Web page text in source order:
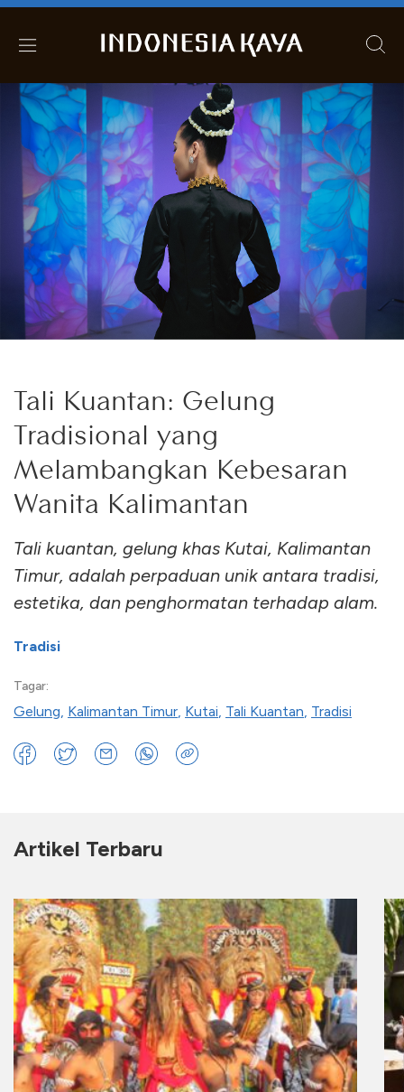
Tali Kuantan: Gelung
Tradisional yang
Melambangkan Kebesaran
Wanita Kalimantan
Tali kuantan, gelung khas Kutai, Kalimantan
Timur, adalah perpaduan unik antara tradisi,
estetika, dan penghormatan terhadap alam.
Tradisi
Tagar:
Gelung, Kalimantan Timur, Kutai, Tali Kuantan, Tradisi
Artikel Terbaru